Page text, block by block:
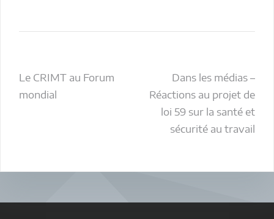
Navigation
de
Le CRIMT au Forum
mondial
Dans les médias –
Réactions au projet de
loi 59 sur la santé et
sécurité au travail